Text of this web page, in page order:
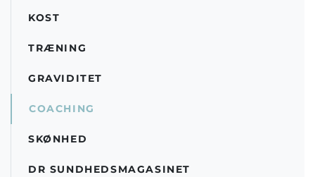
KOST
TRÆNING
GRAVIDITET
COACHING
SKØNHED
DR SUNDHEDSMAGASINET